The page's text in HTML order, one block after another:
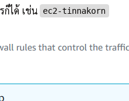
ได้ เช่น ec2-tinnakorn